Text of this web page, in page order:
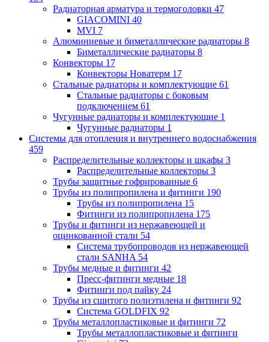
Радиаторная арматура и термоголовки 47
GIACOMINI 40
MVI 7
Алюминиевые и биметаллические радиаторы 8
Биметаллические радиаторы 8
Конвекторы 17
Конвекторы Новатерм 17
Стальные радиаторы и комплектующие 61
Стальные радиаторы с боковым
подключением 61
Чугунные радиаторы и комплектующие 1
Чугунные радиаторы 1
Системы для отопления и внутреннего водоснабжения
459
Распределительные коллекторы и шкафы 3
Распределительные коллекторы 3
Трубы защитные гофрированные 6
Трубы из полипропилена и фитинги 190
Трубы из полипропилена 15
Фитинги из полипропилена 175
Трубы и фитинги из нержавеющей и
оцинкованной стали 54
Система трубопроводов из нержавеющей
стали SANHA 54
Трубы медные и фитинги 42
Пресс-фитинги медные 18
Фитинги под пайку 24
Трубы из сшитого полиэтилена и фитинги 92
Система GOLDFIX 92
Трубы металлопластиковые и фитинги 72
Трубы металлопластиковые и фитинги